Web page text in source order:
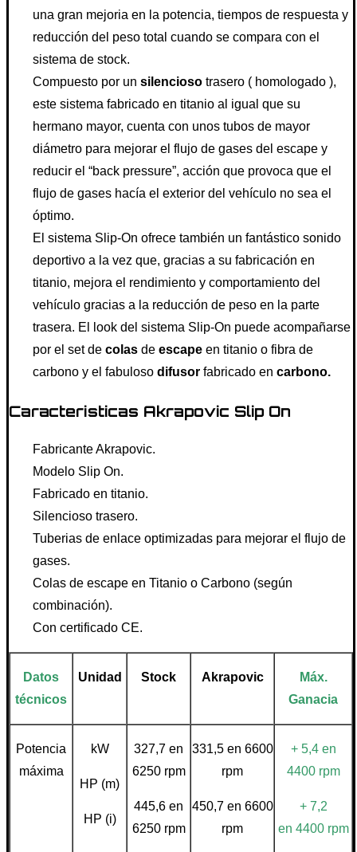
una gran mejoria en la potencia, tiempos de respuesta y
reducción del peso total cuando se compara con el
sistema de stock.
Compuesto por un silencioso trasero ( homologado ),
este sistema fabricado en titanio al igual que su
hermano mayor, cuenta con unos tubos de mayor
diámetro para mejorar el flujo de gases del escape y
reducir el “back pressure”, acción que provoca que el
flujo de gases hacía el exterior del vehículo no sea el
óptimo.
El sistema Slip-On ofrece también un fantástico sonido
deportivo a la vez que, gracias a su fabricación en
titanio, mejora el rendimiento y comportamiento del
vehículo gracias a la reducción de peso en la parte
trasera. El look del sistema Slip-On puede acompañarse
por el set de colas de escape en titanio o fibra de
carbono y el fabuloso difusor fabricado en carbono.
Caracteristicas Akrapovic Slip On
Fabricante Akrapovic.
Modelo Slip On.
Fabricado en titanio.
Silencioso trasero.
Tuberias de enlace optimizadas para mejorar el flujo de
gases.
Colas de escape en Titanio o Carbono (según
combinación).
Con certificado CE.
Datos
técnicos
Unidad Stock Akrapovic
Máx.
Ganacia
Potencia
máxima
kW
HP (m)
HP (i)
327,7 en
6250 rpm
445,6 en
6250 rpm
331,5 en 6600
rpm
450,7 en 6600
rpm
+ 5,4 en
4400 rpm
+ 7,2
en 4400rpm